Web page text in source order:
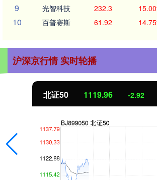
9 光智科技 232.3
10 百普赛斯 61.92
沪深京行情 实时轮播
北证50 1119.96 -2.92